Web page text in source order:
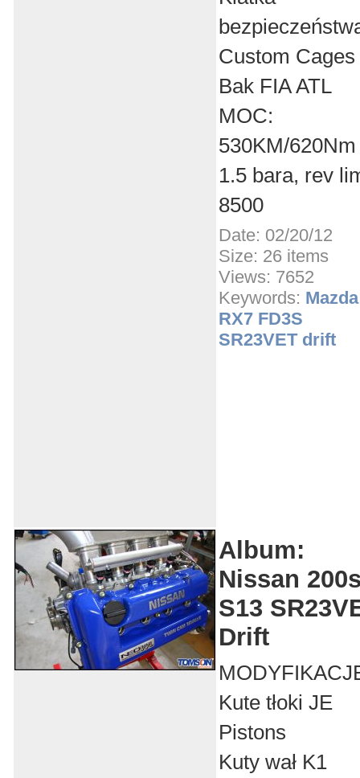
Custom Cages
Bak FIA ATL
MOC:
530KM/620Nm
1.5 bara, rev
8500
Date: 02/20/12
Size: 26 items
Views: 7652
Keywords: Mazda
RX7 FD3S
SR23VET drift
Album:
Nissan
S13
Drift
Kute tłoki JE
Pistons
Kuty wał K1